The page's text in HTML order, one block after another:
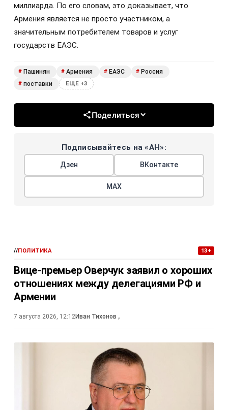
миллиарда. По его словам, это доказывает, что
Армения является не просто участником, а
значительным потребителем товаров и услуг
государств ЕАЭС.
# Пашинян # Армения # ЕАЭС # Россия
# поставки ЕЩЕ +3
Поделиться
Подписывайтесь на «АН»:
Дзен ВКонтакте
МАХ
//ПОЛИТИКА 13+
Вице-премьер Оверчук заявил о хороших
отношениях между делегациями РФ и
Армении
7 августа 2026, 12:12Иван Тихонов ,